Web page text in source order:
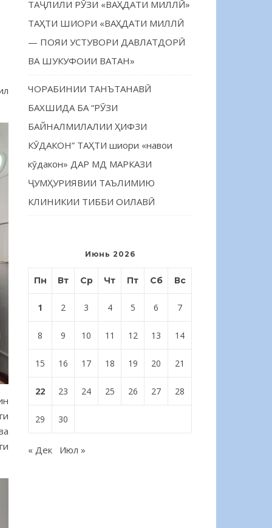
ТАҶЛИЛИ РӮЗИ «ВАҲДАТИ МИЛЛӢ»
ТАҲТИ ШИОРИ «ВАҲДАТИ МИЛЛӢ
— ПОЯИ УСТУВОРИ ДАВЛАТДОРӢ
ВА ШУКУФОИИ ВАТАН»
ЧОРАБИНИИ ТАНЪТАНАВӢ
БАХШИДА БА “РӮЗИ
БАЙНАЛМИЛАЛИИ ҲИФЗИ
КӮДАКОН” ТАҲТИ шиори «навои
кӯдакон» ДАР МД МАРКАЗИ
ҶУМҲУРИЯВИИ ТАЪЛИМИЮ
КЛИНИКИИ ТИББИ ОИЛАВӢ
Июнь 2026
Пн Вт Ср Чт Пт Сб Вс
1 2 3 4 5 6 7
8 9 10 11 12 13 14
15 16 17 18 19 20 21
22 23 24 25 26 27 28
29 30
« Дек Июл »